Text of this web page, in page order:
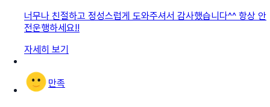
너무나 친절하고 정성스럽게 도와주셔서 감사했습니다^^ 항상 안
전운행하세요!!
자세히 보기
만족